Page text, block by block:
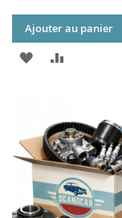
Ajouter au panier
AJOUTER
LISTE
D’ENVIE